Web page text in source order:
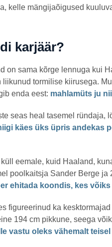
kelle mängijaõigused
karjäär?
on sama kõrge lennuga kui
tormilise kiirusega.
enda eest: mahlamüts ju
seas heal tasemel ründaja,
käes üks üpris andekas
eemale, kuid Haaland,
poolkaitsja Sander Berge
ehitada koondis, kes
figureerinud ka
194 cm pikkune, seega
vastu oleks vähemalt